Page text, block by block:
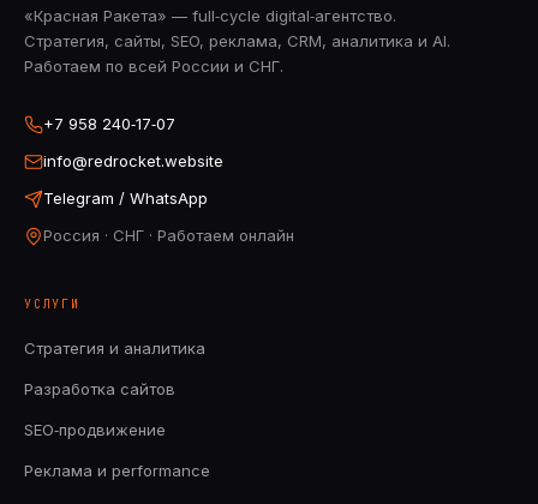
«Красная Ракета» — full‑cycle digital‑агентство.
Стратегия, сайты, SEO, реклама, CRM, аналитика и AI.
Работаем по всей России и СНГ.
+7 958 240‑17‑07
info@redrocket.website
Telegram / WhatsApp
Россия · СНГ · Работаем онлайн
УСЛУГИ
Стратегия и аналитика
Разработка сайтов
SEO‑продвижение
Реклама и performance